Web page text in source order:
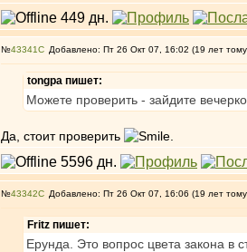
№43341 Добавлено: Пт 26 Окт 07, 16:02 (19 лет
tongpa пишет:
Можете проверить - зайдите
Да, стоит проверить
№43342 Добавлено: Пт 26 Окт 07, 16:06 (19 лет
Fritz пишет:
Ерунда. Это вопрос цвета закона в